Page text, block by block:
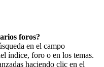
foros?
en el campo
índice, foro o en los temas.
haciendo clic en el